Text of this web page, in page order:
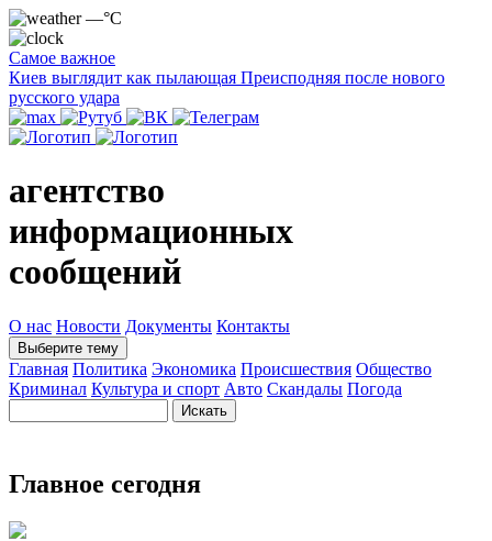
—°C
Самое важное
Киев выглядит как пылающая Преисподняя после нового
русского удара
агентство
информационных
сообщений
О нас Новости Документы Контакты
Выберите тему
Главная Политика Экономика Происшествия Общество
Криминал Культура и спорт Авто Скандалы Погода
Главное сегодня